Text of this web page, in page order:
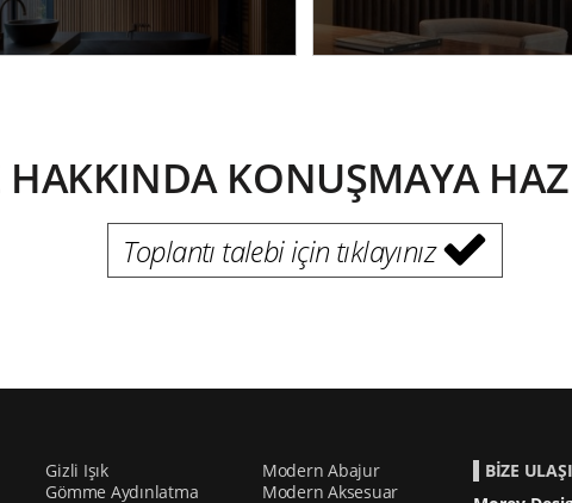
HAKKINDA KONUŞMAYA
Toplantı talebi için tıklayınız
Gizli Işık
Gömme Aydınlatma
Modern Abajur
Modern Aksesuar
BİZE